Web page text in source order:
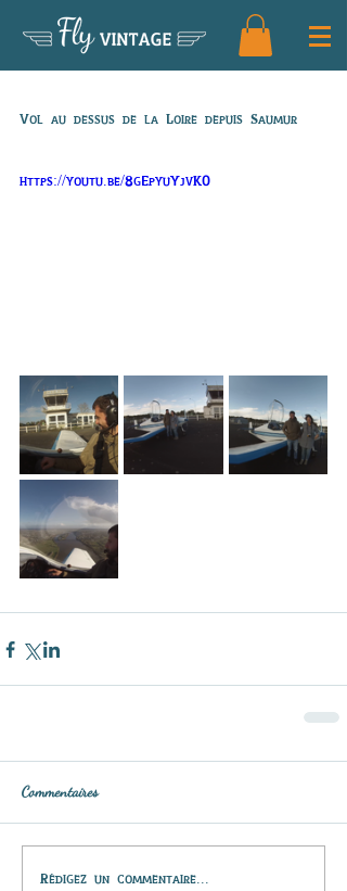
FlyVINTAGE
Vol au dessus de la Loire depuis Saumur
https://youtu.be/8gEpyuYjvK0
Commentaires
Rédigez un commentaire...